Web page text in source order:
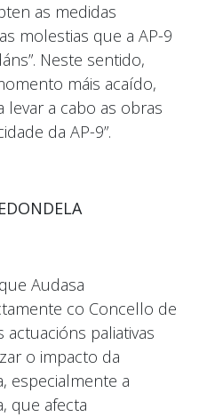
as medidas
molestias que a AP-9
Neste sentido,
máis acaído,
a cabo as obras
da AP-9”.
Audasa
co Concello de
actuacións paliativas
o impacto da
especialmente a
que afecta